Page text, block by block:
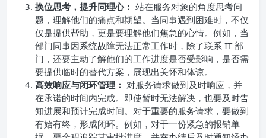
换位思考，提升同理心： 站在服务对象的角度思考问
题，理解他们的痛点和期望。当同事遇到困难时，不仅
仅是提供帮助，更是要理解他们焦急的心情。例如，当
部门同事因系统故障无法正常工作时，除了联系 IT 部
门，还要主动了解他们的工作进度是否受影响，是否需
要提供临时的替代方案，展现出关怀和体谅。
高效响应与闭环管理： 对服务请求做到及时响应，并
在承诺的时间内完成。即使暂时无法解决，也要及时告
知进展和预计完成时间。对于重要的服务请求，要做到
有始有终，形成闭环。例如，对于一份紧急的报销单